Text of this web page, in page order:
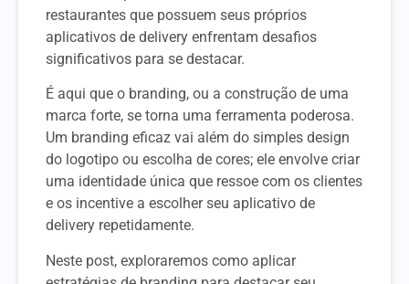
restaurantes que possuem seus próprios
aplicativos de delivery enfrentam desafios
significativos para se destacar.
É aqui que o branding, ou a construção de uma
marca forte, se torna uma ferramenta poderosa.
Um branding eficaz vai além do simples design
do logotipo ou escolha de cores; ele envolve criar
uma identidade única que ressoe com os clientes
e os incentive a escolher seu aplicativo de
delivery repetidamente.
Neste post, exploraremos como aplicar